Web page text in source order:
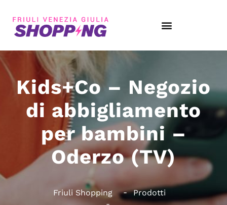
Kids+Co – Negozio
di abbigliamento
per bambini –
Oderzo (TV)
Friuli Shopping Prodotti